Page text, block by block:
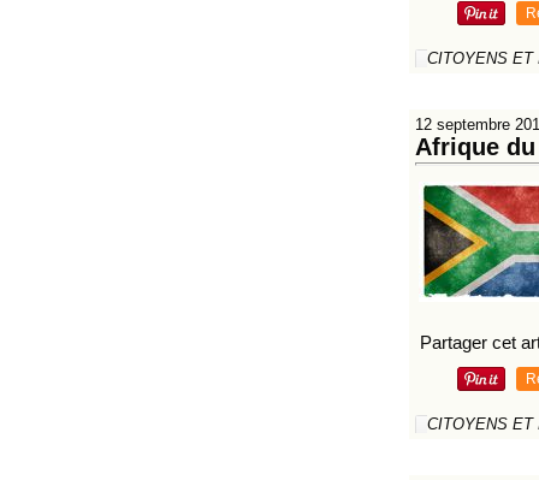
CITOYENS ET
12 septembre
Afrique
Partager cet
CITOYENS ET